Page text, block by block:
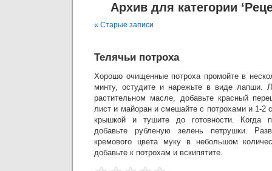
Архив для категории
« Старые записи
Телячьи потроха
Хорошо очищенные потроха промойте в
минту, остудите и нарежьте в виде лапши.
растительном масле, добавьте красный
лист и майоран и смешайте с потрохами и 1-2
крышкой и тушите до готовности. Когда
добавьте рубленую зелень петрушки.
кремового цвета муку в небольшом
добавьте к потрохам и вскипятите.